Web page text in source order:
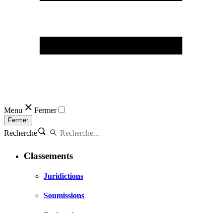
Menu Fermer
Fermer
Recherche
Classements
Juridictions
Soumissions